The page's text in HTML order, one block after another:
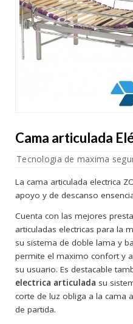
Cama articulada
Tecnologia de maxima
La cama articulada electrica
apoyo y de descanso
Cuenta con las mejores
articuladas electricas para la
su sistema de doble lama y
permite el maximo confort y
su usuario. Es destacable
electrica articulada su
corte de luz obliga a la cama
de partida.